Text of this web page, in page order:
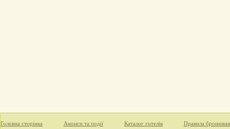
Головна сторінка Анонси та події Каталог готелів Правила